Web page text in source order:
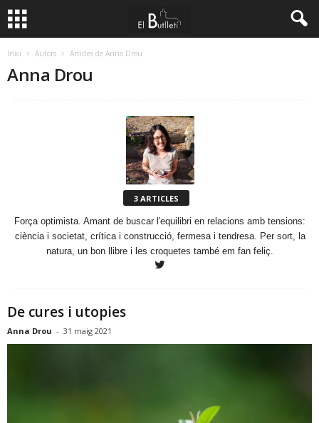
Inici Autors Articles de Anna Drou
Anna Drou
3 ARTICLES
Força optimista. Amant de buscar l'equilibri en relacions amb tensions:
ciència i societat, crítica i construcció, fermesa i tendresa. Per sort, la
natura, un bon llibre i les croquetes també em fan feliç.
De cures i utopies
Anna Drou - 31 maig 2021